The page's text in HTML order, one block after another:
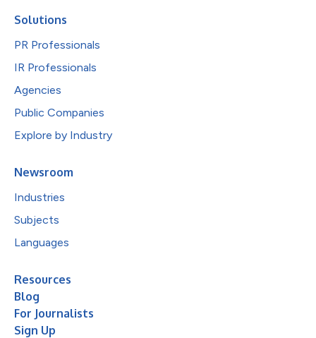
Solutions
PR Professionals
IR Professionals
Agencies
Public Companies
Explore by Industry
Newsroom
Industries
Subjects
Languages
Resources
Blog
For Journalists
Sign Up